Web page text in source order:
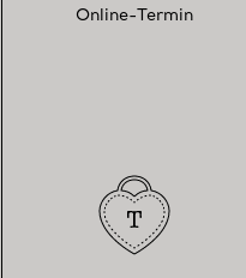
Online-Termin